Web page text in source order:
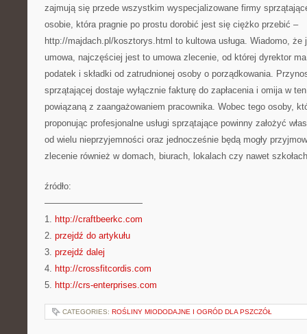
zajmują się przede wszystkim wyspecjalizowane firmy
osobie, która pragnie po prostu dorobić jest się ciężko przebić –
http://majdach.pl/kosztorys.html to kultowa usługa. Wiadomo, że
umowa, najczęściej jest to umowa zlecenie, od której dyrektor
podatek i składki od zatrudnionej osoby o porządkowania.
sprzątającej dostaje wyłącznie fakturę do zapłacenia i omija w
powiązaną z zaangażowaniem pracownika. Wobec tego osoby,
proponując profesjonalne usługi sprzątające powinny założyć
od wielu nieprzyjemności oraz jednocześnie będą mogły
zlecenie również w domach, biurach, lokalach czy nawet
źródło:
———————————
1. http://craftbeerkc.com
2. przejdź do artykułu
3. przejdź dalej
4. http://crossfitcordis.com
5. http://crs-enterprises.com
CATEGORIES: ROŚLINY MIODODAJNE I OGRÓD DLA PSZCZÓŁ